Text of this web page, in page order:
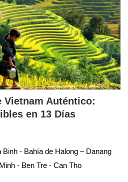
Vietnam Auténtico:
en 13 Días
Binh - Bahía de Halong – Danang
- Ben Tre - Can Tho